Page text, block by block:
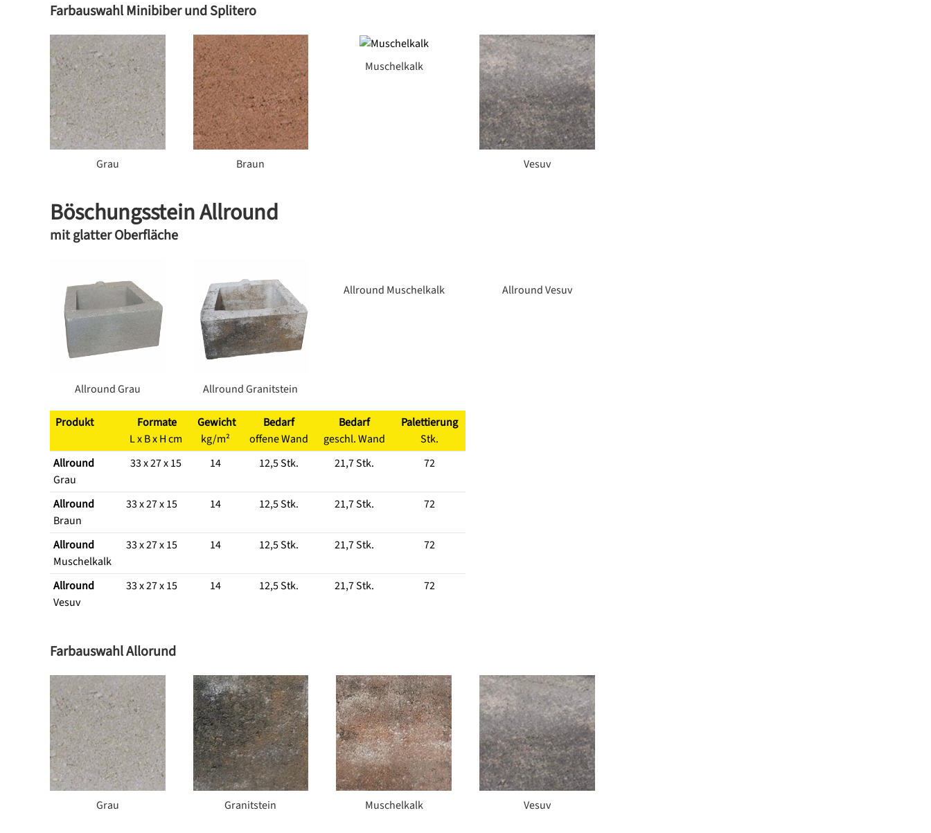
Farbauswahl Minibiber und Splitero
Grau Braun
Muschelkalk
Vesuv
Böschungsstein Allround
mit glatter Oberfläche
Allround Grau Allround Granitstein
Allround Muschelkalk Allround Vesuv
Produkt
Formate
L x B x H cm
Gewicht
kg/m²
Bedarf
offene Wand
Bedarf
geschl. Wand
Palettierung
Stk.
Allround
Grau
33 x 27 x 15 14 12,5 Stk. 21,7 Stk. 72
Allround
Braun
33 x 27 x 15 14 12,5 Stk. 21,7 Stk. 72
Allround
Muschelkalk
33 x 27 x 15 14 12,5 Stk. 21,7 Stk. 72
Allround
Vesuv
33 x 27 x 15 14 12,5 Stk. 21,7 Stk. 72
Farbauswahl Allorund
Grau Granitstein Muschelkalk Vesuv